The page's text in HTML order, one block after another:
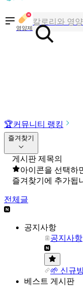
영양제
칼로리와 영
혈당 · 다이
🏆커뮤니티 랭킹
즐겨찾기
게시판 제목의
아이콘을 선택하
즐겨찾기에 추가됩
전체글
공지사항
공지사항
🌱 신규
베스트 게시판